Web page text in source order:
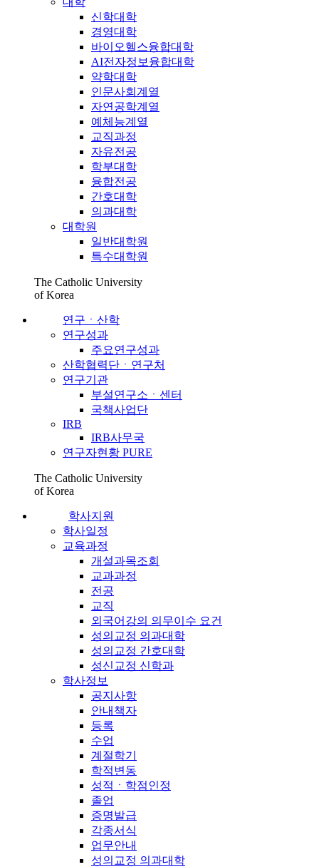
신학대학
경영대학
바이오헬스융합대학
AI전자정보융합대학
약학대학
인문사회계열
자연공학계열
예체능계열
교직과정
자유전공
학부대학
융합전공
간호대학
의과대학
대학원
일반대학원
특수대학원
The Catholic University
of Korea
연구ㆍ산학
연구성과
주요연구성과
산학협력단ㆍ연구처
연구기관
부설연구소ㆍ센터
국책사업단
IRB
IRB사무국
연구자현황 PURE
The Catholic University
of Korea
학사지원
학사일정
교육과정
개설과목조회
교과과정
전공
교직
외국어강의 의무이수 요건
성의교정 의과대학
성의교정 간호대학
성신교정 신학과
학사정보
공지사항
안내책자
등록
수업
계절학기
학적변동
성적ㆍ학점인정
졸업
증명발급
각종서식
업무안내
성의교정 의과대학